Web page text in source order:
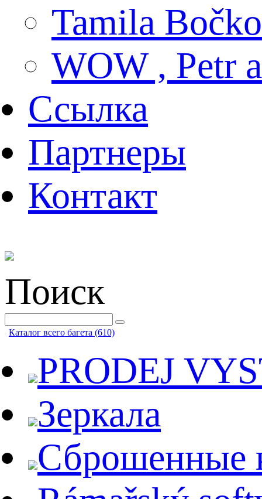
Tamila
WOW , Petr
Ссылка
Партнеры
Контакт
Поиск
Каталог всего багета (610)
PRODEJ
Зеркала
Сброшенные